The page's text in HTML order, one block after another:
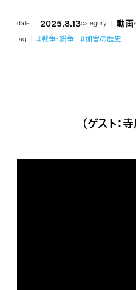
date 2025.8.13category 動画
tag #戦争・紛争 #加害の歴史
（ゲスト